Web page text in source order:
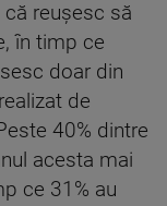
reușesc să
în timp ce
doar din
de
40% dintre
acesta mai
ce 31% au